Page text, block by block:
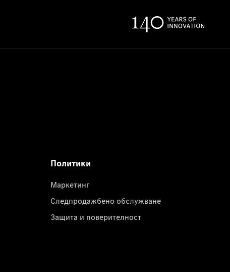
Политики
Маркетинг
Следпродажбено обслужване
Защита и поверителност